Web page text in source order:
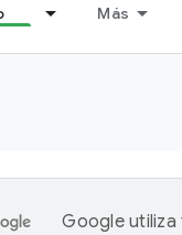
Más
Google